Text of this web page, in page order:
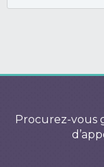
Procurez-vous